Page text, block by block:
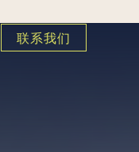
联系我们